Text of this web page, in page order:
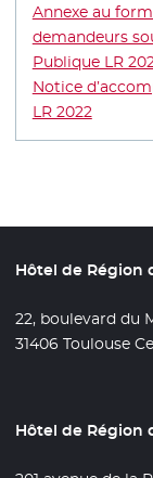
Annexe au
demandeurs
Publique LR
Notice
LR 2022-
Hôtel de Région
22, boulevard du
31406 Toulouse
Hôtel de Région